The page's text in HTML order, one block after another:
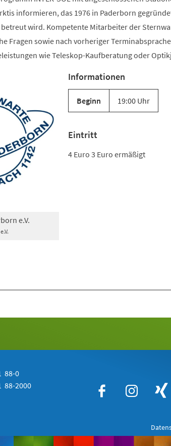
informieren, das 1976 in Paderborn
wird. Kompetente Mitarbeiter der
Fragen sowie nach vorheriger
wie Teleskop-Kaufberatung oder
e.V.
Informationen
Beginn 19:00 Uhr
Eintritt
4 Euro 3 Euro ermäßigt
88-0
88-2000